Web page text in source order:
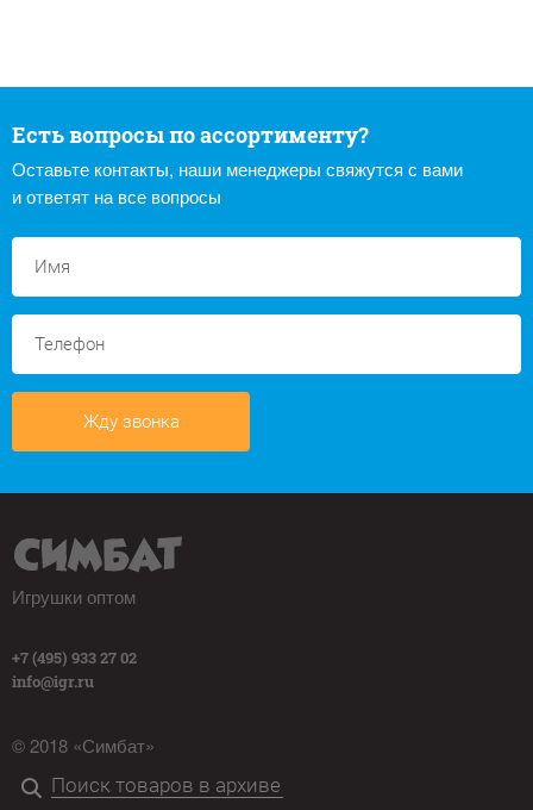
Есть вопросы по ассортименту?
Оставьте контакты, наши менеджеры свяжутся с вами
и ответят на все вопросы
Жду звонка
Игрушки оптом
+7 (495) 933 27 02
info@igr.ru
© 2018 «Симбат»